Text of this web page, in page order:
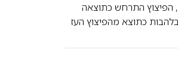
הפיצוץ התרחש כתוצאה
כתוצא מהפיצוץ העז